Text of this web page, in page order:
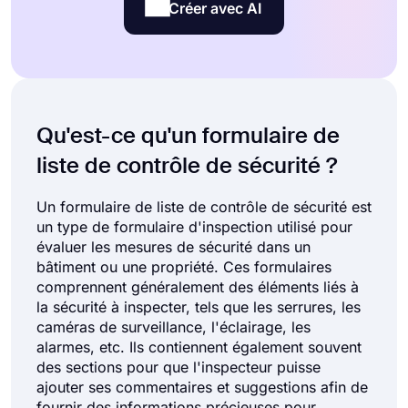
Créer avec AI
Qu'est-ce qu'un formulaire de
liste de contrôle de sécurité ?
Un formulaire de liste de contrôle de sécurité est
un type de formulaire d'inspection utilisé pour
évaluer les mesures de sécurité dans un
bâtiment ou une propriété. Ces formulaires
comprennent généralement des éléments liés à
la sécurité à inspecter, tels que les serrures, les
caméras de surveillance, l'éclairage, les
alarmes, etc. Ils contiennent également souvent
des sections pour que l'inspecteur puisse
ajouter ses commentaires et suggestions afin de